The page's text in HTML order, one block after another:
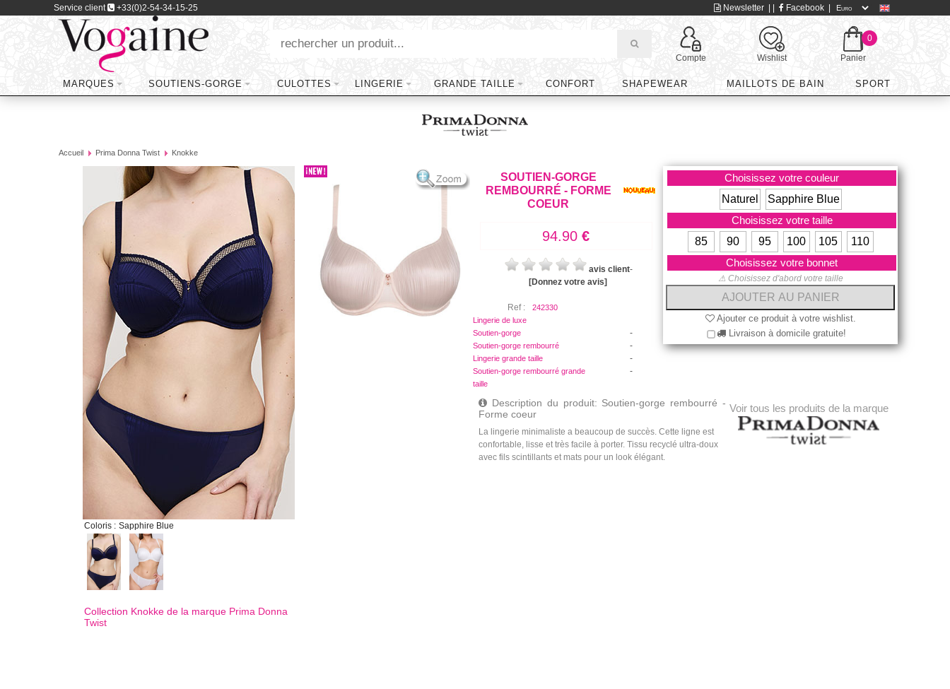
Service client +33(0)2-54-34-15-25 Newsletter Facebook
Compte Wishlist
0
Panier
MARQUES SOUTIENS-GORGE CULOTTES LINGERIE GRANDE TAILLE CONFORT SHAPEWEAR MAILLOTS DE BAIN SPORT
Accueil Prima Donna Twist Knokke
Coloris : Sapphire Blue
Collection Knokke de la marque Prima Donna
Twist
SOUTIEN-GORGE
REMBOURRÉ - FORME
COEUR
94.90 €
avis client-
[Donnez votre avis]
Ref :
242330
Lingerie de luxe
-
Soutien-gorge
-
Soutien-gorge rembourré
-
Lingerie grande taille
-
Soutien-gorge rembourré grande
taille
Choisissez votre couleur
Naturel
Sapphire Blue
Choisissez votre taille
85
90 95 100 105
110
Choisissez votre bonnet
⚠ Choisissez d'abord votre taille
Ajouter ce produit à votre wishlist.
Livraison à domicile gratuite!
Voir tous les produits de la marque
Description du produit: Soutien-gorge rembourré -
Forme coeur
La lingerie minimaliste a beaucoup de succès. Cette ligne est
confortable, lisse et très facile à porter. Tissu recyclé ultra-doux
avec fils scintillants et mats pour un look élégant.